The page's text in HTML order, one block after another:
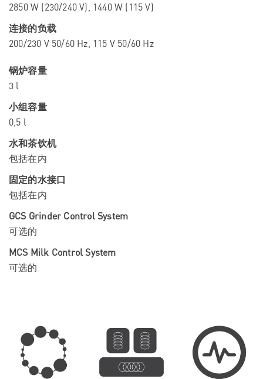
2850 W (230/240 V), 1440 W (115 V)
连接的负载
200/230 V 50/60 Hz, 115 V 50/60 Hz
锅炉容量
3 l
小组容量
0,5 l
水和茶饮机
包括在内
固定的水接口
包括在内
GCS Grinder Control System
可选的
MCS Milk Control System
可选的